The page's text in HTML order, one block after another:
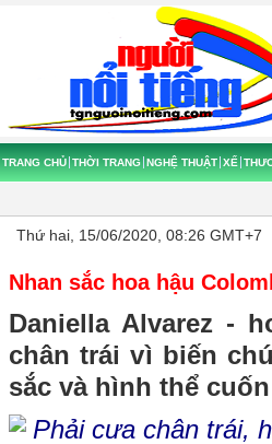
TRANG CHỦ THỜI TRANG NGHỆ THUẬT XẾ
Thứ hai, 15/06/2020, 08:26 GMT+7
Nhan sắc hoa hậu
Daniella Alvarez -
chân trái vì biến
sắc và hình thể